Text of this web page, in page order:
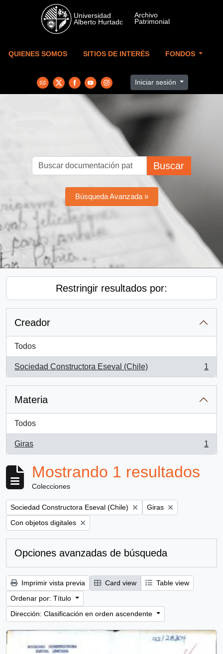
Skip to main content
QUIENES SOMOS SITIOS DE INTERÉS FONDOS
Iniciar sesión
Buscar
Búsqueda Avanzada »
Restringir resultados por:
Creador
Todos
Sociedad Constructora Eseval (Chile)
, 1 resultados
1
Materia
Todos
Giras
, 1 resultados
1
Mostrando 1 resultados
Colecciones
Remove filter:
Sociedad Constructora Eseval (Chile) Remove filter:
Giras
Remove filter:
Con objetos digitales
Opciones avanzadas de búsqueda
Imprimir vista previa Card view
Table view
Ordenar por: Título
Dirección: Clasificación en orden ascendente